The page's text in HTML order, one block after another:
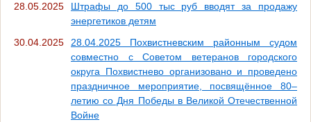
28.05.2025
Штрафы до 500 тыс руб вводят за продажу
энергетиков детям
30.04.2025
28.04.2025 Похвистневским районным судом
совместно с Советом ветеранов городского
округа Похвистнево организовано и проведено
праздничное мероприятие, посвящённое 80–
летию со Дня Победы в Великой Отечественной
Войне